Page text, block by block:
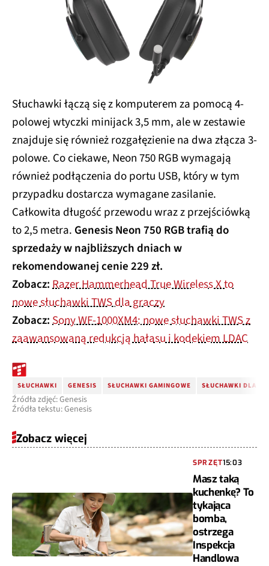
Słuchawki łączą się z komputerem za pomocą 4-
polowej wtyczki minijack 3,5 mm, ale w zestawie
znajduje się również rozgałęzienie na dwa złącza 3-
polowe. Co ciekawe, Neon 750 RGB wymagają
również podłączenia do portu USB, który w tym
przypadku dostarcza wymagane zasilanie.
Całkowita długość przewodu wraz z przejściówką
to 2,5 metra. Genesis Neon 750 RGB trafią do
sprzedaży w najbliższych dniach w
rekomendowanej cenie 229 zł.
Zobacz:Razer Hammerhead True Wireless X to
nowe słuchawki TWS dla graczy
Zobacz:Sony WF-1000XM4: nowe słuchawki TWS z
zaawansowaną redukcją hałasu i kodekiem LDAC
SŁUCHAWKI GENESIS SŁUCHAWKI GAMINGOWE SŁUCHAWKI DLA
Źródła zdjęć: Genesis
Źródła tekstu: Genesis
Zobacz więcej
SPRZĘT15:03
Masz taką
kuchenkę? To
tykająca
bomba,
ostrzega
Inspekcja
Handlowa